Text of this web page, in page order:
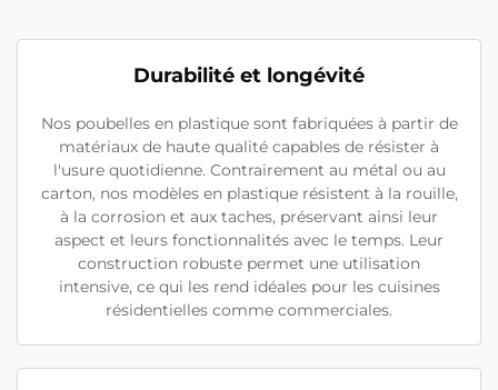
Durabilité et longévité
Nos poubelles en plastique sont fabriquées à partir de
matériaux de haute qualité capables de résister à
l'usure quotidienne. Contrairement au métal ou au
carton, nos modèles en plastique résistent à la rouille,
à la corrosion et aux taches, préservant ainsi leur
aspect et leurs fonctionnalités avec le temps. Leur
construction robuste permet une utilisation
intensive, ce qui les rend idéales pour les cuisines
résidentielles comme commerciales.